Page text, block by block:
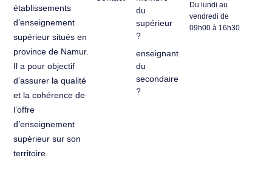
établissements
d’enseignement
supérieur situés en
province de Namur.
Il a pour objectif
d’assurer la qualité
et la cohérence de
l’offre
d’enseignement
supérieur sur son
territoire.
du
supérieur
?
enseignant
du
secondaire
?
Du lundi au
vendredi de
09h00 à 16h30